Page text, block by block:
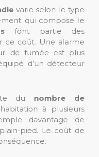
varie selon le type
qui compose le
font partie des
ce coût. Une alarme
de fumée est plus
d’un détecteur
du nombre de
à plusieurs
davantage de
pied. Le coût de